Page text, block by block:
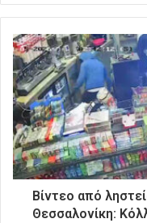
ε
ε
τ
η
ν
η
λ
ε
κ
τ
Βίντεο από
Θεσσαλονίκη: